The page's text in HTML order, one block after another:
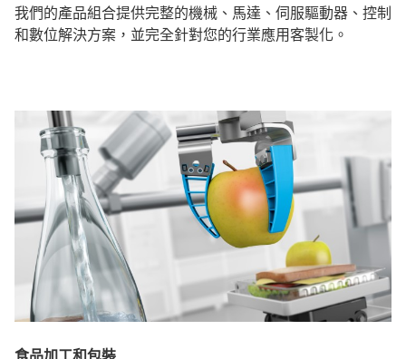
我們的產品組合提供完整的機械、馬達、伺服驅動器、控制
和數位解決方案，並完全針對您的行業應用客製化。